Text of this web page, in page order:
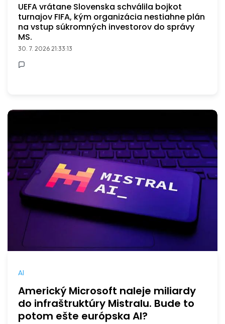
UEFA vrátane Slovenska schválila bojkot
turnajov FIFA, kým organizácia nestiahne plán
na vstup súkromných investorov do správy
MS.
30. 7. 2026 21:33:13
AI
Americký Microsoft naleje miliardy
do infraštruktúry Mistralu. Bude to
potom ešte európska AI?